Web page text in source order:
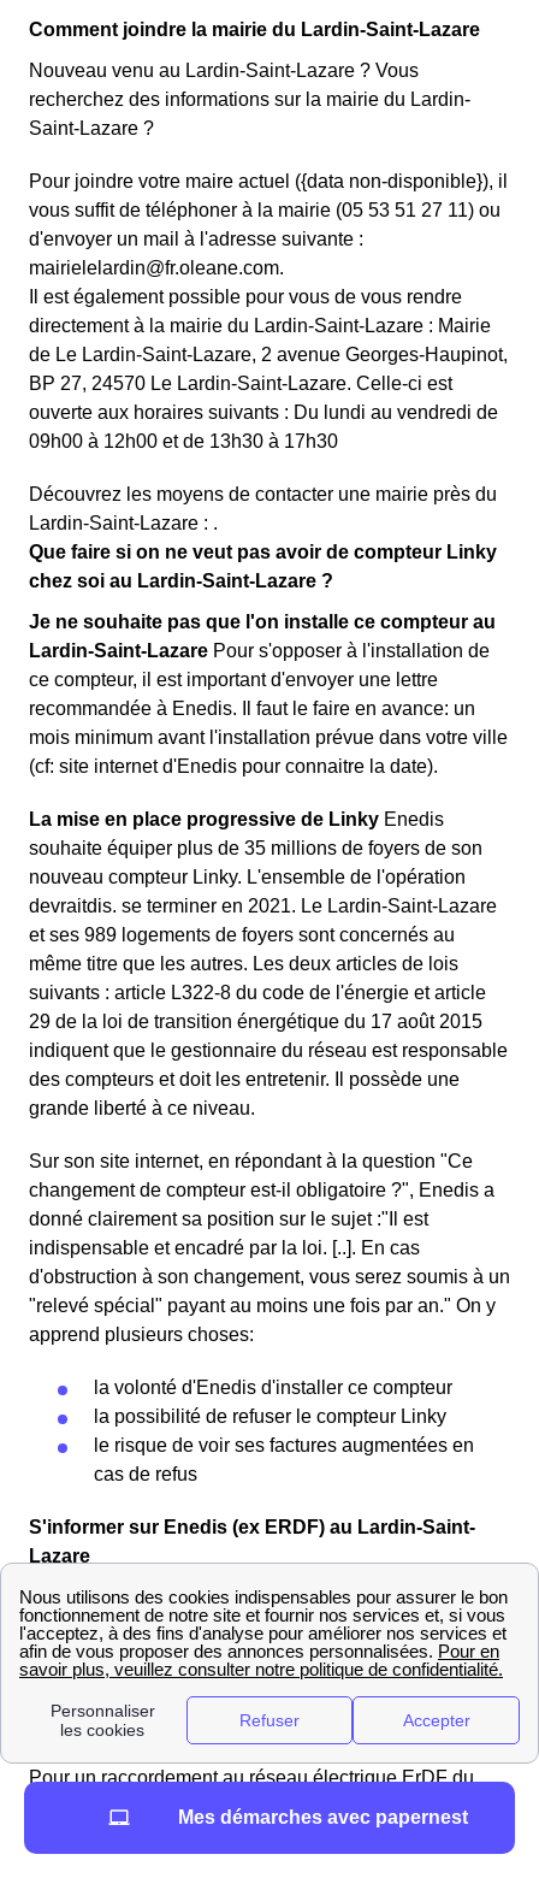
Comment joindre la mairie du Lardin-Saint-Lazare
Nouveau venu au Lardin-Saint-Lazare ? Vous
recherchez des informations sur la mairie du Lardin-
Saint-Lazare ?
Pour joindre votre maire actuel ({data non-disponible}), il
vous suffit de téléphoner à la mairie (05 53 51 27 11) ou
d'envoyer un mail à l'adresse suivante :
mairielelardin@fr.oleane.com.
Il est également possible pour vous de vous rendre
directement à la mairie du Lardin-Saint-Lazare : Mairie
de Le Lardin-Saint-Lazare, 2 avenue Georges-Haupinot,
BP 27, 24570 Le Lardin-Saint-Lazare. Celle-ci est
ouverte aux horaires suivants : Du lundi au vendredi de
09h00 à 12h00 et de 13h30 à 17h30
Découvrez les moyens de contacter une mairie près du
Lardin-Saint-Lazare : .
Que faire si on ne veut pas avoir de compteur Linky
chez soi au Lardin-Saint-Lazare ?
Je ne souhaite pas que l'on installe ce compteur au
Lardin-Saint-Lazare Pour s'opposer à l'installation de
ce compteur, il est important d'envoyer une lettre
recommandée à Enedis. Il faut le faire en avance: un
mois minimum avant l'installation prévue dans votre ville
(cf: site internet d'Enedis pour connaitre la date).
La mise en place progressive de Linky Enedis
souhaite équiper plus de 35 millions de foyers de son
nouveau compteur Linky. L'ensemble de l'opération
devraitdis. se terminer en 2021. Le Lardin-Saint-Lazare
et ses 989 logements de foyers sont concernés au
même titre que les autres. Les deux articles de lois
suivants : article L322-8 du code de l'énergie et article
29 de la loi de transition énergétique du 17 août 2015
indiquent que le gestionnaire du réseau est responsable
des compteurs et doit les entretenir. Il possède une
grande liberté à ce niveau.
Sur son site internet, en répondant à la question "Ce
changement de compteur est-il obligatoire ?", Enedis a
donné clairement sa position sur le sujet :"Il est
indispensable et encadré par la loi. [..]. En cas
d'obstruction à son changement, vous serez soumis à un
"relevé spécial" payant au moins une fois par an." On y
apprend plusieurs choses:
la volonté d'Enedis d'installer ce compteur
la possibilité de refuser le compteur Linky
le risque de voir ses factures augmentées en
cas de refus
S'informer sur Enedis (ex ERDF) au Lardin-Saint-
Lazare
Les numéros d'ERDF au Lardin-Saint-Lazare selon
vos besoins
Vous avez besoin de joindre ErDF au Lardin-Saint-
Lazare ? Vous pouvez joindre le service dépannage du
distributeur au
09 72 67 50 24(appel non surtaxé).
Pour un raccordement au réseau électrique ErDF du
Lardin-Saint-Lazare, vous pouvez passer directement en
Mes démarches avec papernest